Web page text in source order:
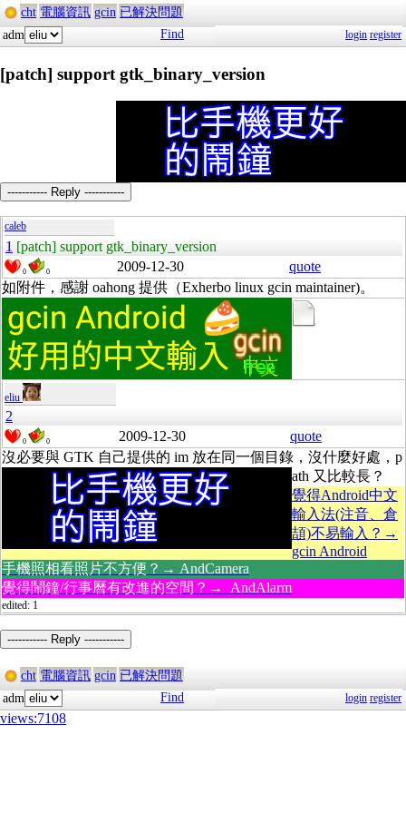
cht 電腦資訊 gcin 已解決問題
adm
Find login register
[patch] support gtk_binary_version
----------- Reply -----------
caleb
1 [patch] support gtk_binary_version
0 0 2009-12-30
quote
如附件，感謝 oahong 提供（Exherbo linux gcin maintainer)。
eliu
2
0 0 2009-12-30
quote
沒必要與 GTK 自己提供的 im 放在同一個目錄，沒什麼好處，p
ath 又比較長？
覺得Android中文
輸入法(注音、倉
頡)不易輸入？→
gcin Android
手機照相看照片不方便？→ AndCamera
覺得鬧鐘/行事曆有改進的空間？→ AndAlarm
edited: 1
----------- Reply -----------
cht 電腦資訊 gcin 已解決問題
adm
Find login register
views:7108